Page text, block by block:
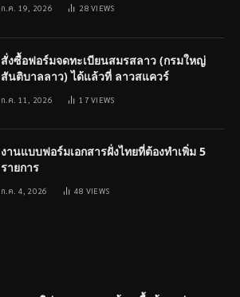
ก.ค. 19, 2026 28VIEWS
สั่งซื้อฟอร์มจดทะเบียนสมรสลาว (กรมใหญ่
สันติบาลลาว) ได้แล้วที่ ลาวสแควร์
ก.ค. 11, 2026 17VIEWS
งานแบบฟอร์มเอกสารฝั่งไทยที่ต้องทำเพิ่ม 5
รายการ
ก.ค. 4, 2026 48 VIEWS